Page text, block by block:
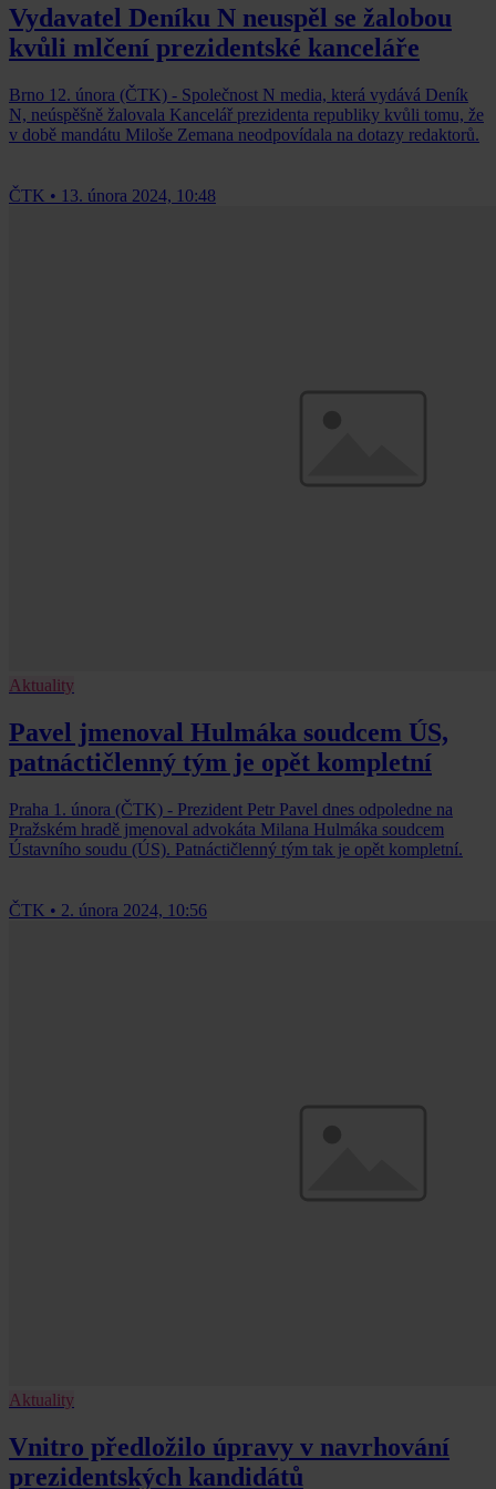
Vydavatel Deníku N neuspěl se žalobou
kvůli mlčení prezidentské kanceláře
Brno 12. února (ČTK) - Společnost N media, která vydává Deník
N, neúspěšně žalovala Kancelář prezidenta republiky kvůli tomu, že
v době mandátu Miloše Zemana neodpovídala na dotazy redaktorů.
ČTK • 13. února 2024, 10:48
Aktuality
Pavel jmenoval Hulmáka soudcem ÚS,
patnáctičlenný tým je opět kompletní
Praha 1. února (ČTK) - Prezident Petr Pavel dnes odpoledne na
Pražském hradě jmenoval advokáta Milana Hulmáka soudcem
Ústavního soudu (ÚS). Patnáctičlenný tým tak je opět kompletní.
ČTK • 2. února 2024, 10:56
Aktuality
Vnitro předložilo úpravy v navrhování
prezidentských kandidátů